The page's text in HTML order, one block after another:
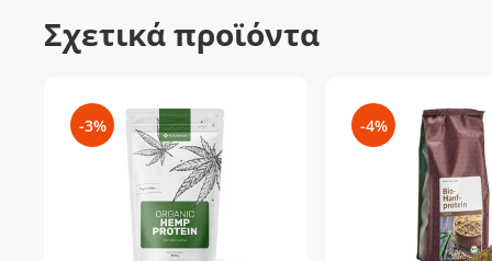
Σχετικά προϊόντα
-3% -4%